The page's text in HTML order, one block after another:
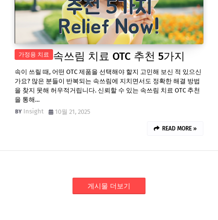
가정용 치료 속쓰림 치료 OTC 추천 5가지
속이 쓰릴 때, 어떤 OTC 제품을 선택해야 할지 고민해 보신 적 있으신
가요? 많은 분들이 반복되는 속쓰림에 지치면서도 정확한 해결 방법
을 찾지 못해 허우적거립니다. 신뢰할 수 있는 속쓰림 치료 OTC 추천
을 통해…
Insight
10월 21, 2025
READ MORE »
게시물 더보기